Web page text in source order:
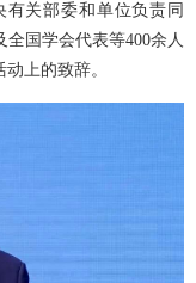
关部委和单位负责同
国学会代表等400余人
上的致辞。